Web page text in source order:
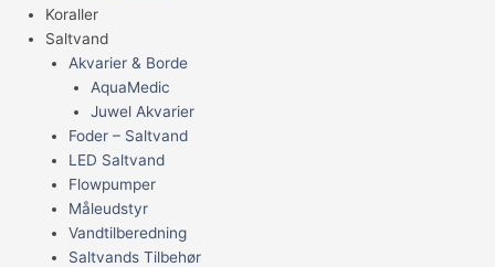
Koraller
Saltvand
Akvarier & Borde
AquaMedic
Juwel Akvarier
Foder – Saltvand
LED Saltvand
Flowpumper
Måleudstyr
Vandtilberedning
Saltvands Tilbehør